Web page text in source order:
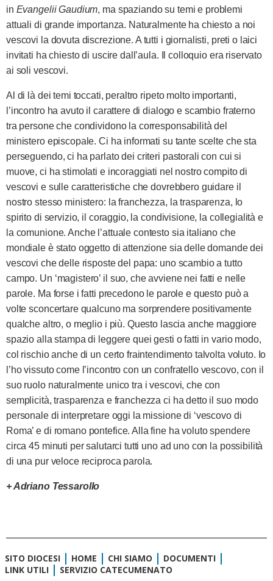
in Evangelii Gaudium, ma spaziando su temi e problemi
attuali di grande importanza. Naturalmente ha chiesto a noi
vescovi la dovuta discrezione. A tutti i giornalisti, preti o laici
invitati ha chiesto di uscire dall’aula. Il colloquio era riservato
ai soli vescovi.
Al di là dei temi toccati, peraltro ripeto molto importanti,
l’incontro ha avuto il carattere di dialogo e scambio fraterno
tra persone che condividono la corresponsabilità del
ministero episcopale. Ci ha informati su tante scelte che sta
perseguendo, ci ha parlato dei criteri pastorali con cui si
muove, ci ha stimolati e incoraggiati nel nostro compito di
vescovi e sulle caratteristiche che dovrebbero guidare il
nostro stesso ministero: la franchezza, la trasparenza, lo
spirito di servizio, il coraggio, la condivisione, la collegialità e
la comunione. Anche l’attuale contesto sia italiano che
mondiale è stato oggetto di attenzione sia delle domande dei
vescovi che delle risposte del papa: uno scambio a tutto
campo. Un ‘magistero’ il suo, che avviene nei fatti e nelle
parole. Ma forse i fatti precedono le parole e questo può a
volte sconcertare qualcuno ma sorprendere positivamente
qualche altro, o meglio i più. Questo lascia anche maggiore
spazio alla stampa di leggere quei gesti o fatti in vario modo,
col rischio anche di un certo fraintendimento talvolta voluto. Io
l’ho vissuto come l’incontro con un confratello vescovo, con il
suo ruolo naturalmente unico tra i vescovi, che con
semplicità, trasparenza e franchezza ci ha detto il suo modo
personale di interpretare oggi la missione di ‘vescovo di
Roma’ e di romano pontefice. Alla fine ha voluto spendere
circa 45 minuti per salutarci tutti uno ad uno con la possibilità
di una pur veloce reciproca parola.
+ Adriano Tessarollo
SITO DIOCESI HOME CHI SIAMO
DOCUMENTI
LINK UTILI
SERVIZIO CATECUMENATO